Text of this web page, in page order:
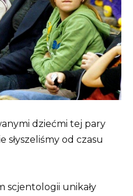
dziećmi tej pary
słyszeliśmy od czasu
scjentologii unikały